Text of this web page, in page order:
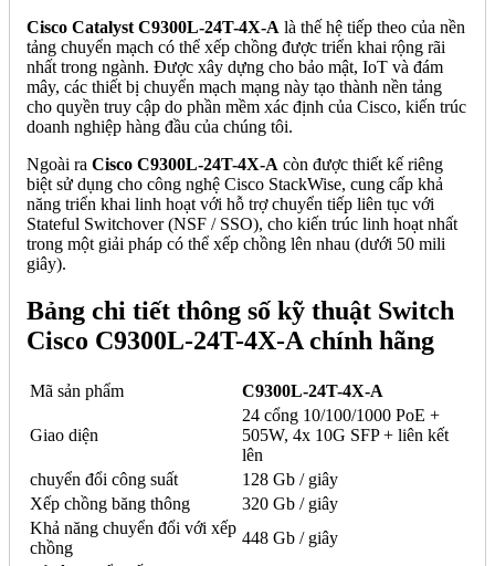
Cisco Catalyst C9300L-24T-4X-A là thế hệ tiếp theo của nền
tảng chuyển mạch có thể xếp chồng được triển khai rộng rãi
nhất trong ngành. Được xây dựng cho bảo mật, IoT và đám
mây, các thiết bị chuyển mạch mạng này tạo thành nền tảng
cho quyền truy cập do phần mềm xác định của Cisco, kiến trúc
doanh nghiệp hàng đầu của chúng tôi.
Ngoài ra Cisco C9300L-24T-4X-A còn được thiết kế riêng
biệt sử dụng cho công nghệ Cisco StackWise, cung cấp khả
năng triển khai linh hoạt với hỗ trợ chuyển tiếp liên tục với
Stateful Switchover (NSF / SSO), cho kiến trúc linh hoạt nhất
trong một giải pháp có thể xếp chồng lên nhau (dưới 50 mili
giây).
Bảng chi tiết thông số kỹ thuật Switch
Cisco C9300L-24T-4X-A chính hãng
Mã sản phẩm C9300L-24T-4X-A
Giao diện
24 cổng 10/100/1000 PoE +
505W, 4x 10G SFP + liên kết
lên
chuyển đổi công suất
128 Gb / giây
Xếp chồng băng thông
320 Gb / giây
Khả năng chuyển đổi với xếp
chồng
448 Gb / giây